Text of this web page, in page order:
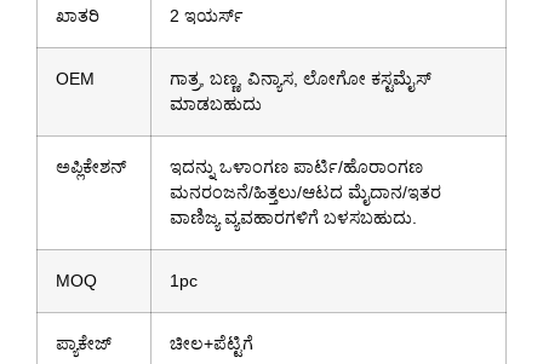
ಖಾತರಿ 2 ಇಯರ್ಸ್
OEM
ಗಾತ್ರ, ಬಣ್ಣ, ವಿನ್ಯಾಸ, ಲೋಗೋ ಕಸ್ಟಮೈಸ್
ಮಾಡಬಹುದು
ಅಪ್ಲಿಕೇಶನ್
ಇದನ್ನು ಒಳಾಂಗಣ ಪಾರ್ಟಿ/ಹೊರಾಂಗಣ
ಮನರಂಜನೆ/ಹಿತ್ತಲು/ಆಟದ ಮೈದಾನ/ಇತರ
ವಾಣಿಜ್ಯ ವ್ಯವಹಾರಗಳಿಗೆ ಬಳಸಬಹುದು.
MOQ 1pc
ಪ್ಯಾಕೇಜ್ ಚೀಲ+ಪೆಟ್ಟಿಗೆ